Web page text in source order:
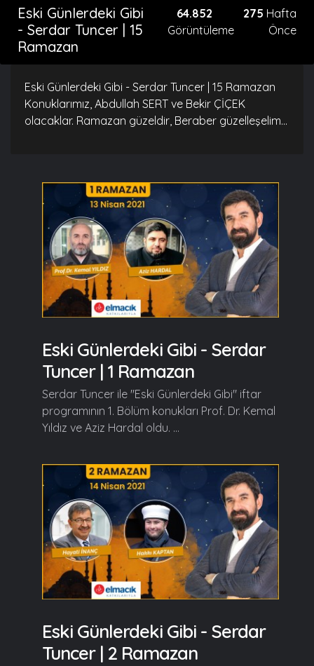
Eski Günlerdeki Gibi
- Serdar Tuncer | 15
Ramazan
64.852
Görüntüleme
275 Hafta
Önce
Eski Günlerdeki Gibi - Serdar Tuncer | 15 Ramazan
Konuklarımız, Abdullah SERT ve Bekir ÇİÇEK
olacaklar. Ramazan güzeldir, Beraber güzelleşelim...
Eski Günlerdeki Gibi - Serdar
Tuncer | 1 Ramazan
Serdar Tuncer ile "Eski Günlerdeki Gibi" iftar
programının 1. Bölüm konukları Prof. Dr. Kemal
Yıldız ve Aziz Hardal oldu. ...
Eski Günlerdeki Gibi - Serdar
Tuncer | 2 Ramazan